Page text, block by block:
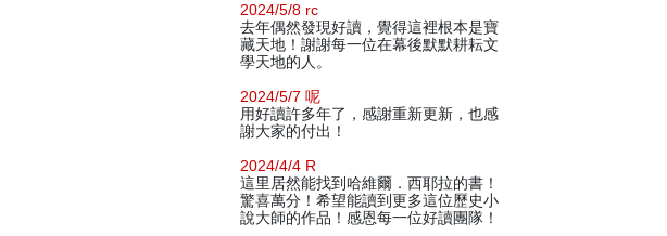
2024/5/8 rc
去年偶然發現好讀，覺得這裡根本是寶
藏天地！謝謝每一位在幕後默默耕耘文
學天地的人。
2024/5/7 呢
用好讀許多年了，感謝重新更新，也感
謝大家的付出！
2024/4/4 R
這里居然能找到哈維爾．西耶拉的書！
驚喜萬分！希望能讀到更多這位歷史小
說大師的作品！感恩每一位好讀團隊！